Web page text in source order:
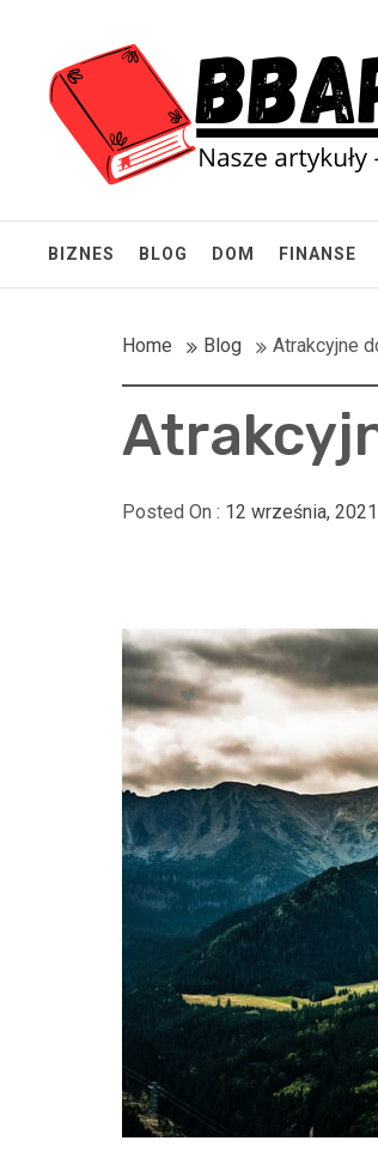
contentBBart.pl
BIZNES BLOG DOM FINANSE
Home Blog Atrakcyjne
Posted On : 12 września, 2021